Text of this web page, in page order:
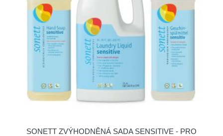
SONETT ZVÝHODNĚNÁ SADA SENSITIVE - PRO